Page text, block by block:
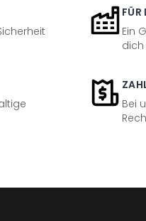
FÜR
Ein
Bei